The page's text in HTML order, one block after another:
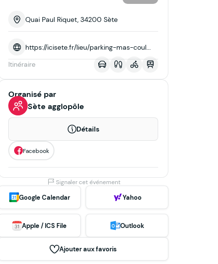
Quai Paul Riquet, 34200 Sète
https://icisete.fr/lieu/parking-mas-coul...
Itinéraire
Organisé par
Sète agglopôle
Détails
Facebook
Signaler cet événement
Google Calendar Yahoo
Apple / ICS File Outlook
Ajouter aux favoris